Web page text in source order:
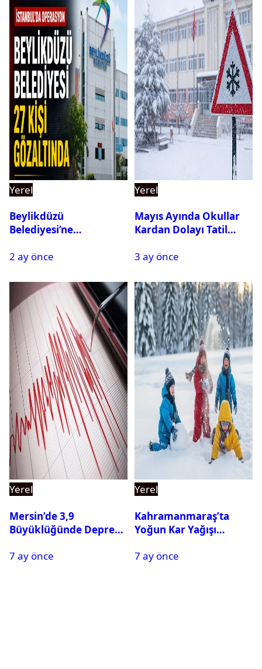
Yerel
Beylikdüzü
Belediyesi’ne
Gözaltına Alındı
2 ay önce
Yerel
Mayıs Ayında Okullar
Kardan Dolayı Tatil
3 ay önce
Yerel
Mersin’de 3,9
Büyüklüğünde Deprem
7 ay önce
Yerel
Kahramanmaraş’ta
Yoğun Kar Yağışı
Tatil
7 ay önce